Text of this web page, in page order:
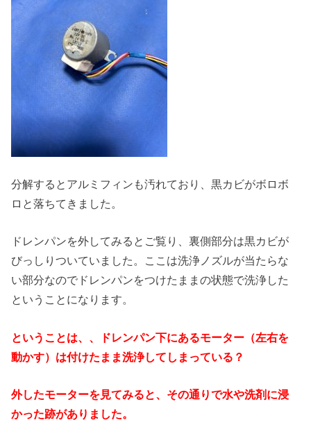
分解するとアルミフィンも汚れており、黒カビがボロボ
ロと落ちてきました。
ドレンパンを外してみるとご覧り、裏側部分は黒カビが
びっしりついていました。ここは洗浄ノズルが当たらな
い部分なのでドレンパンをつけたままの状態で洗浄した
ということになります。
ということは、、ドレンパン下にあるモーター（左右を
動かす）は付けたまま洗浄してしまっている？
外したモーターを見てみると、その通りで水や洗剤に浸
かった跡がありました。